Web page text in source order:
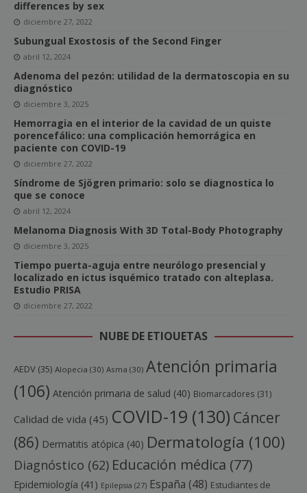
differences by sex
diciembre 27, 2022
Subungual Exostosis of the Second Finger
abril 12, 2024
Adenoma del pezón: utilidad de la dermatoscopia en su
diagnóstico
diciembre 3, 2025
Hemorragia en el interior de la cavidad de un quiste
porencefálico: una complicación hemorrágica en
paciente con COVID-19
diciembre 27, 2022
Síndrome de Sjögren primario: solo se diagnostica lo
que se conoce
abril 12, 2024
Melanoma Diagnosis With 3D Total-Body Photography
diciembre 3, 2025
Tiempo puerta-aguja entre neurólogo presencial y
localizado en ictus isquémico tratado con alteplasa.
Estudio PRISA
diciembre 27, 2022
NUBE DE ETIQUETAS
AEDV (35) Alopecia (30) Asma (30) Atención primaria
(106) Atención primaria de salud (40) Biomarcadores (31)
Calidad de vida (45) COVID-19 (130) Cáncer
(86) Dermatitis atópica (40) Dermatología (100)
Diagnóstico (62) Educación médica (77)
Epidemiología (41) Epilepsia (27) España (48) Estudiantes de